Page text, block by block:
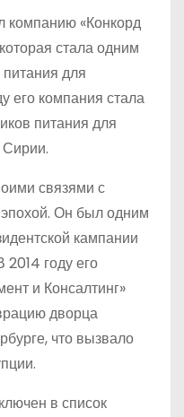
компанию «Конкорд
стала одним
для
его компания стала
питания для
связями с
Он был одним
кампании
2014 году его
и Консалтинг»
дворца
что вызвало
в список